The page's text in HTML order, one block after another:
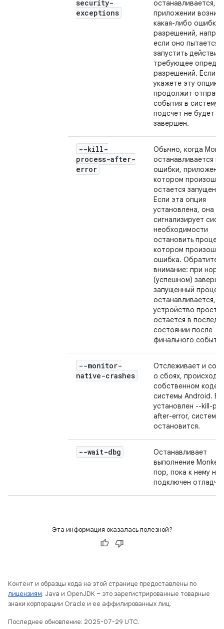
security-
exceptions
останавливается,
приложении
какая-либо ошибка
разрешений,
если оно пытается
запустить действие,
требующее
разрешений. Если
укажете эту опцию,
продолжит
события в систему,
подсчет не будет
завершен.
--kill-
process-after-
error
Обычно, когда
останавливается
ошибки,
котором
остается
Если эта опция
установлена, она
сигнализирует
необходимости
остановить
котором произошла
ошибка. Обратите
внимание: при
(успешном)
запущенный
останавливается, а
устройство просто
остаётся в
состоянии после
финального
--monitor-
native-crashes
Отслеживает и
о сбоях,
собственном коде
системы Android.
установлен --kill-
after-error, система
остановится.
--wait-dbg
Останавливает
выполнение Monkey
пор, пока к нему не
подключен
Эта информация оказалась полезной?
Контент и образцы кода на этой странице предоставлены по
лицензиям. Java и OpenJDK – это зарегистрированные товарные
знаки корпорации Oracle и ее аффилированных лиц.
Последнее обновление: 2025-07-29 UTC.